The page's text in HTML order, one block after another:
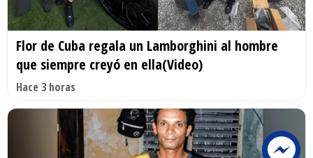
Flor de Cuba regala un Lamborghini al hombre
que siempre creyó en ella(Video)
Hace 3 horas